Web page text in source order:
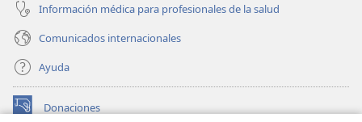
Información médica para profesionales de la salud
Comunicados internacionales
Ayuda
Donaciones
(abre